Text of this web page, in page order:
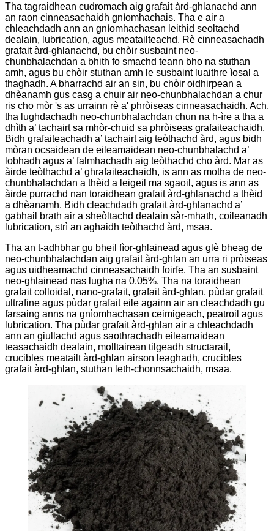
Tha tagraidhean cudromach aig grafait àrd-ghlanachd ann
an raon cinneasachaidh gnìomhachais. Tha e air a
chleachdadh ann an gnìomhachasan leithid seoltachd
dealain, lubrication, agus meatailteachd. Rè cinneasachadh
grafait àrd-ghlanachd, bu chòir susbaint neo-
chunbhalachdan a bhith fo smachd teann bho na stuthan
amh, agus bu chòir stuthan amh le susbaint luaithre ìosal a
thaghadh. A bharrachd air an sin, bu chòir oidhirpean a
dhèanamh gus casg a chuir air neo-chunbhalachdan a chur
ris cho mòr 's as urrainn rè a' phròiseas cinneasachaidh. Ach,
tha lughdachadh neo-chunbhalachdan chun na h-ìre a tha a
dhìth a’ tachairt sa mhòr-chuid sa phròiseas grafaiteachaidh.
Bidh grafaiteachadh a’ tachairt aig teòthachd àrd, agus bidh
mòran ocsaidean de eileamaidean neo-chunbhalachd a’
lobhadh agus a’ falmhachadh aig teòthachd cho àrd. Mar as
àirde teòthachd a’ ghrafaiteachaidh, is ann as motha de neo-
chunbhalachdan a thèid a leigeil ma sgaoil, agus is ann as
àirde purrachd nan toraidhean grafait àrd-ghlanachd a thèid
a dhèanamh. Bidh cleachdadh grafait àrd-ghlanachd a’
gabhail brath air a sheòltachd dealain sàr-mhath, coileanadh
lubrication, strì an aghaidh teòthachd àrd, msaa.
Tha an t-adhbhar gu bheil fìor-ghlainead agus glè bheag de
neo-chunbhalachdan aig grafait àrd-ghlan an urra ri pròiseas
agus uidheamachd cinneasachaidh foirfe. Tha an susbaint
neo-ghlainead nas lugha na 0.05%. Tha na toraidhean
grafait colloidal, nano-grafait, grafait àrd-ghlan, pùdar grafait
ultrafine agus pùdar grafait eile againn air an cleachdadh gu
farsaing anns na gnìomhachasan ceimigeach, peatroil agus
lubrication. Tha pùdar grafait àrd-ghlan air a chleachdadh
ann an giullachd agus saothrachadh eileamaidean
teasachaidh dealain, molltairean tilgeadh structarail,
crucibles meatailt àrd-ghlan airson leaghadh, crucibles
grafait àrd-ghlan, stuthan leth-chonnsachaidh, msaa.